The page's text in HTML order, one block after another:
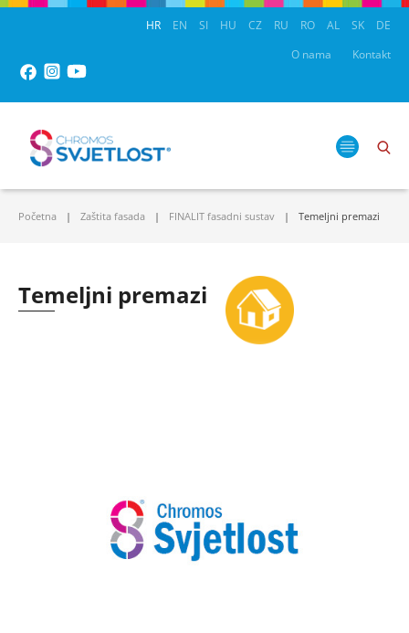
HR EN SI HU CZ RU RO AL SK
DE
O nama
Kontakt
Početna Zaštita fasada FINALIT fasadni sustav Temeljni premazi
Temeljni premazi